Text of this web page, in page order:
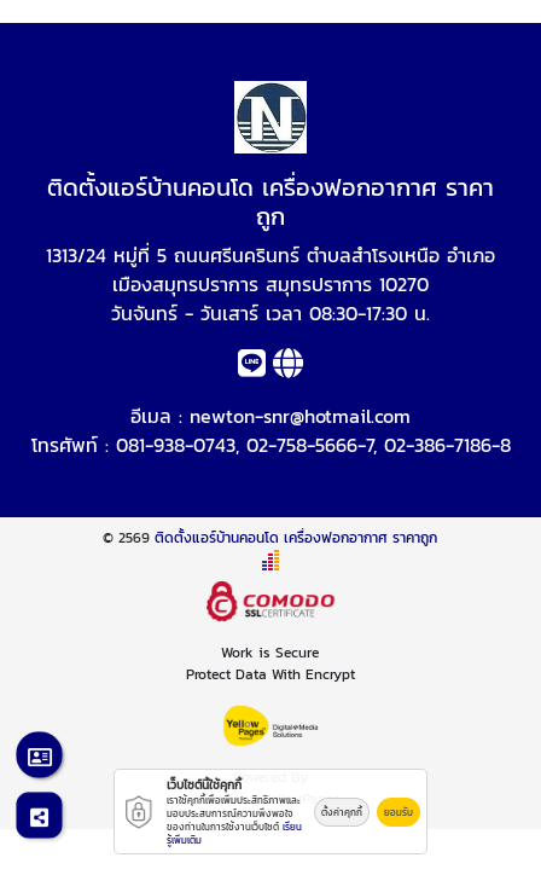
ติดตั้งแอร์บ้านคอนโด เครื่องฟอกอากาศ ราคา
ถูก
1313/24 หมู่ที่ 5 ถนนศรีนครินทร์ ตำบลสำโรงเหนือ อำเภอ
เมืองสมุทรปราการ สมุทรปราการ 10270
วันจันทร์ - วันเสาร์ เวลา 08:30-17:30 น.
อีเมล : newton-snr@hotmail.com
โทรศัพท์ : 081-938-0743, 02-758-5666-7, 02-386-7186-8
© 2569ติดตั้งแอร์บ้านคอนโด เครื่องฟอกอากาศ ราคาถูก
Work is Secure
Protect Data With Encrypt
Powered By
Thailand YellowPages
เว็บไซต์นี้ใช้คุกกี้
เราใช้คุกกี้เพื่อเพิ่มประสิทธิภาพและ
มอบประสบการณ์ความพึงพอใจ
ของท่านในการใช้งานเว็บไซต์ เรียน
รู้เพิ่มเติม
ตั้งค่าคุกกี้ ยอมรับ